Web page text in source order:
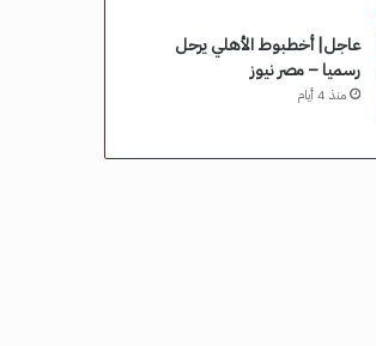
عاجل| أخطبوط الأهلي يرحل
رسميا – مصر نيوز
منذ 4 أيام